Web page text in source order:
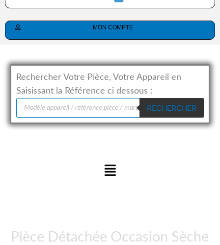
MON COMPTE
Rechercher Votre Pièce, Votre Appareil en
Saisissant la Référence ci dessous :
Recherche
produits
RECHERCHER
Menu
Pièce Détachée Occasion Sèche